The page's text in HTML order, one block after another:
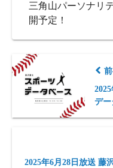
三角山パーソナリ
開予定！
デー
2025年6月28日放送 藤